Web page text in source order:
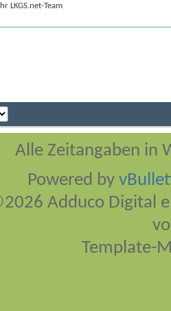
LKGS.net-Team
Alle Zeitangaben in
Powered by
Adduco Digital
Template-